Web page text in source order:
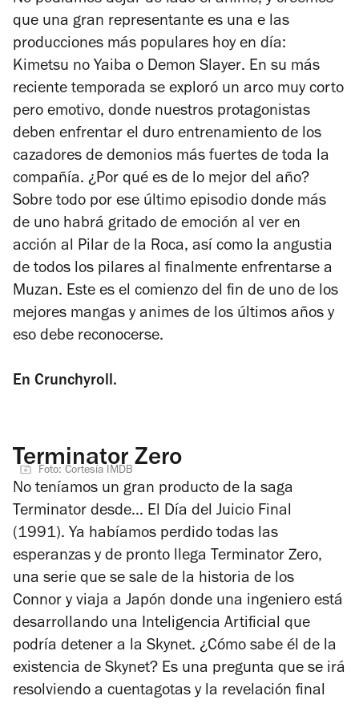
que una gran representante es una e las
producciones más populares hoy en día:
Kimetsu no Yaiba o Demon Slayer. En su más
reciente temporada se exploró un arco muy corto
pero emotivo, donde nuestros protagonistas
deben enfrentar el duro entrenamiento de los
cazadores de demonios más fuertes de toda la
compañía. ¿Por qué es de lo mejor del año?
Sobre todo por ese último episodio donde más
de uno habrá gritado de emoción al ver en
acción al Pilar de la Roca, así como la angustia
de todos los pilares al finalmente enfrentarse a
Muzan. Este es el comienzo del fin de uno de los
mejores mangas y animes de los últimos años y
eso debe reconocerse.
En Crunchyroll.
Terminator Zero
Foto: Cortesía IMDB
No teníamos un gran producto de la saga
Terminator desde… El Día del Juicio Final
(1991). Ya habíamos perdido todas las
esperanzas y de pronto llega Terminator Zero,
una serie que se sale de la historia de los
Connor y viaja a Japón donde una ingeniero está
desarrollando una Inteligencia Artificial que
podría detener a la Skynet. ¿Cómo sabe él de la
existencia de Skynet? Es una pregunta que se irá
resolviendo a cuentagotas y la revelación final